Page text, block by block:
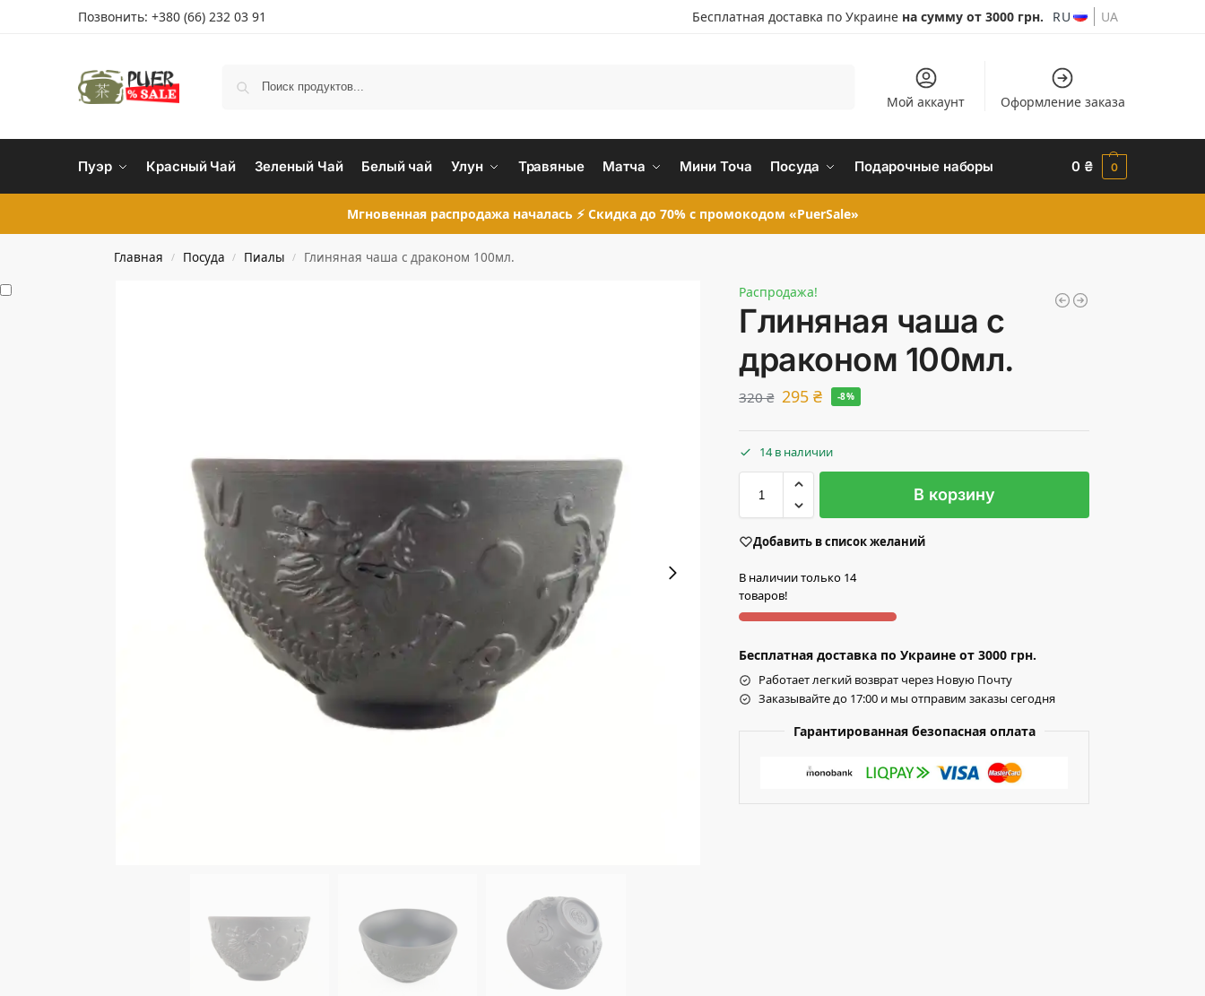
Позвонить: +380 (66) 232 03 91 Бесплатная доставка по Украине на сумму от 3000 грн. RU UA
Мой аккаунт Оформление заказа
Пуэр Красный Чай Зеленый Чай Белый чай Улун Травяные Матча Мини Точа Посуда Подарочные наборы 0 ₴ 0
Мгновенная распродажа началась ⚡ Скидка до 70% с промокодом «PuerSale»
Главная / Посуда / Пиалы / Глиняная чаша с драконом 100мл.
Распродажа!
Глиняная чаша с
драконом 100мл.
320₴ 295₴ -8%
14 в наличии
В корзину
Добавить в список желаний
В наличии только 14
товаров!
Бесплатная доставка по Украине от 3000 грн.
Работает легкий возврат через Новую Почту
Заказывайте до 17:00 и мы отправим заказы сегодня
Гарантированная безопасная оплата